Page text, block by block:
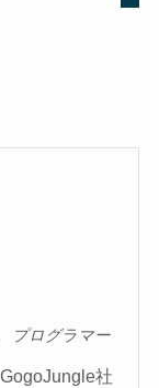
プログラマー
社